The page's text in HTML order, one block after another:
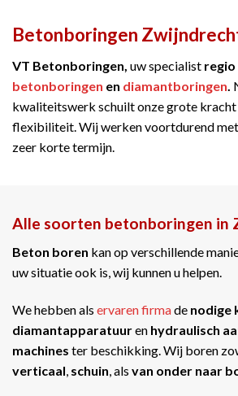
Betonboringen
VT Betonboringen, uw specialist
betonboringen en diamantboringen.
kwaliteitswerk schuilt onze grote kracht
flexibiliteit. Wij werken voortdurend met
zeer korte termijn.
Alle soorten betonboringen in
Beton boren kan op verschillende
uw situatie ook is, wij kunnen u helpen.
We hebben als ervaren firmade nodige
diamantapparatuuren hydraulisch
machines ter beschikking. Wij boren
verticaal schuin , als van onder naar